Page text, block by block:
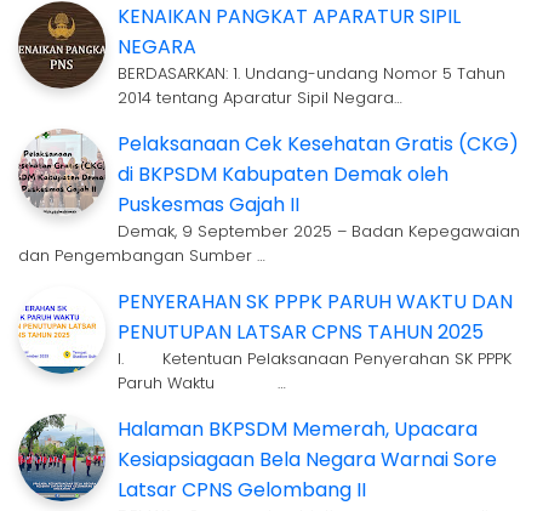
KENAIKAN PANGKAT APARATUR SIPIL
NEGARA
BERDASARKAN: 1. Undang-undang Nomor 5 Tahun
2014 tentang Aparatur Sipil Negara…
Pelaksanaan Cek Kesehatan Gratis (CKG)
di BKPSDM Kabupaten Demak oleh
Puskesmas Gajah II
Demak, 9 September 2025 – Badan Kepegawaian
dan Pengembangan Sumber …
PENYERAHAN SK PPPK PARUH WAKTU DAN
PENUTUPAN LATSAR CPNS TAHUN 2025
I. Ketentuan Pelaksanaan Penyerahan SK PPPK
Paruh Waktu …
Halaman BKPSDM Memerah, Upacara
Kesiapsiagaan Bela Negara Warnai Sore
Latsar CPNS Gelombang II